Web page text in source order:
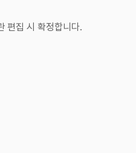
편집 시 확정합니다.